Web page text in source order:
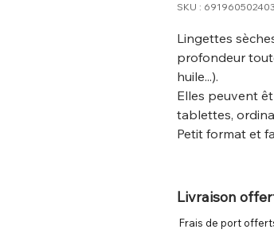
SKU :
Lingettes
profondeur
huile...).
Elles peuvent
tablettes,
Petit format et
Livraison
Frais de port